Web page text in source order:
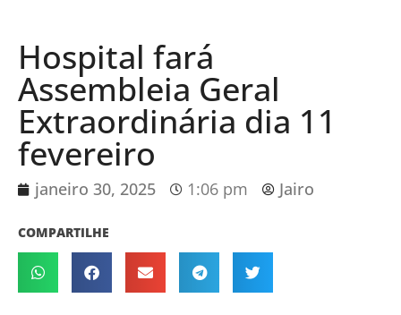
Hospital fará
Assembleia Geral
Extraordinária dia 11
fevereiro
janeiro 30, 2025 1:06 pm Jairo
COMPARTILHE